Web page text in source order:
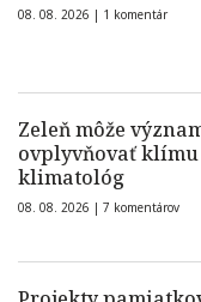
08. 08. 2026 | 1 komentár
Zeleň môže
ovplyvňovať
klimatológ
08. 08. 2026 | 7 komentárov